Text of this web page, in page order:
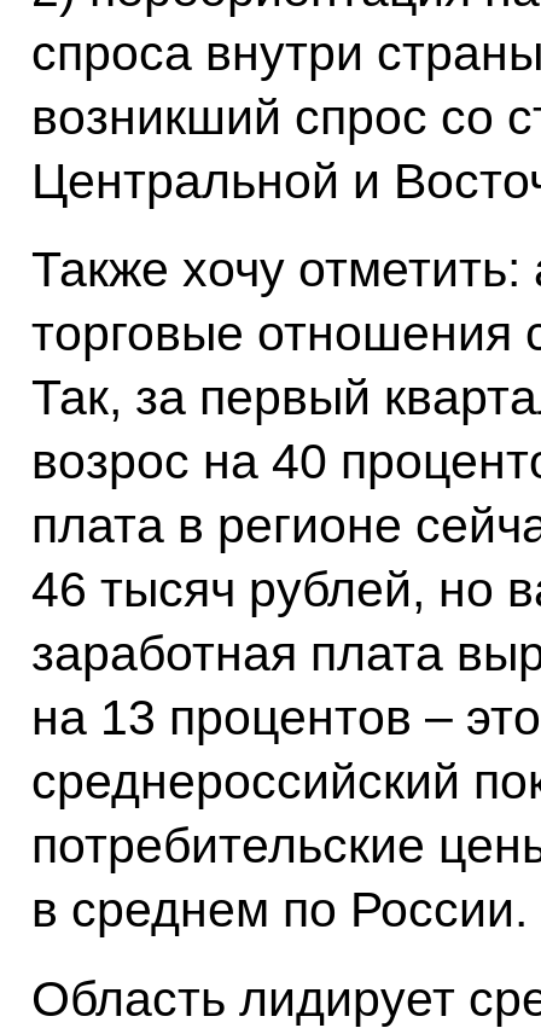
спроса внутри
возникший спрос со
Центральной и
Также хочу
торговые отношения
Так, за первый
возрос на 40
плата в регионе
46 тысяч рублей, но
заработная плата
на 13 процентов –
среднероссийский
потребительские
в среднем по России.
Область лидирует